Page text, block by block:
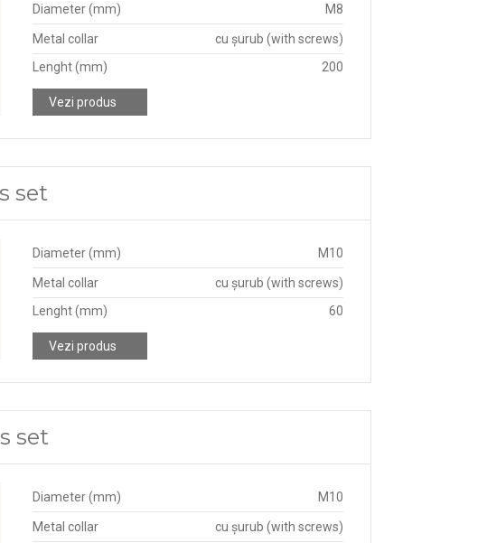
Diameter (mm) M8
Metal collar
cu șurub (with screws)
Lenght (mm)
200
Vezi produs
set
Diameter (mm) M10
Metal collar
cu șurub (with screws)
Lenght (mm)
60
Vezi produs
set
Diameter (mm) M10
Metal collar cu șurub (with screws)